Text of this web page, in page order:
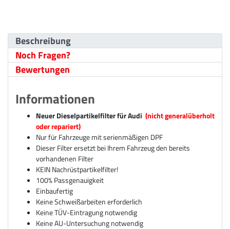
Beschreibung
Noch Fragen?
Bewertungen
Informationen
Neuer Dieselpartikelfilter für Audi (nicht generalüberholt
oder repariert)
Nur für Fahrzeuge mit serienmäßigen DPF
Dieser Filter ersetzt bei Ihrem Fahrzeug den bereits
vorhandenen Filter
KEIN Nachrüstpartikelfilter!
100% Passgenauigkeit
Einbaufertig
Keine Schweißarbeiten erforderlich
Keine TÜV-Eintragung notwendig
Keine AU-Untersuchung notwendig